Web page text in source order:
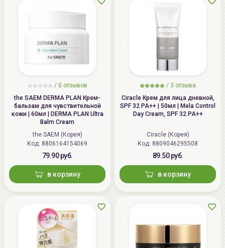
/ 0 отзывов
the SAEM DERMA PLAN Крем-
бальзам для чувствительной
кожи | 60мл | DERMA PLAN Ultra
Balm Cream
the SAEM (Корея)
Код: 8806164154069
79.90 руб.
в корзину
/ 3 отзыва
Ciracle Крем для лица дневной,
SPF 32 PA++ | 50мл | Mela Control
Day Cream, SPF 32 PA++
Ciracle (Корея)
Код: 8809046295508
89.50 руб.
в корзину